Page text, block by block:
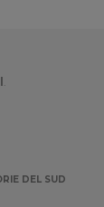
.
DEL SUD